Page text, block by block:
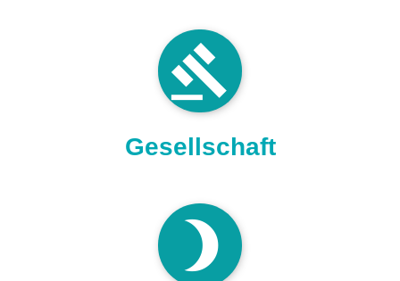
gavel
Gesellschaft
brightness_3